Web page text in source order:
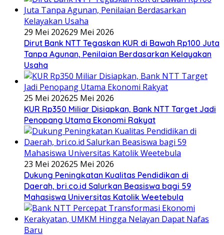
29 Mei 202629 Mei 2026
Dirut Bank NTT Tegaskan KUR di Bawah Rp100 Juta
Tanpa Agunan, Penilaian Berdasarkan Kelayakan
Usaha
25 Mei 202625 Mei 2026
KUR Rp350 Miliar Disiapkan, Bank NTT Target Jadi
Penopang Utama Ekonomi Rakyat
23 Mei 202625 Mei 2026
Dukung Peningkatan Kualitas Pendidikan di
Daerah, bri.co.id Salurkan Beasiswa bagi 59
Mahasiswa Universitas Katolik Weetebula